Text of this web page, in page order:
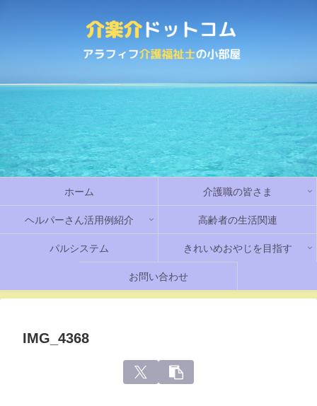
ホーム 介護職の皆さま
ヘルパーさん活用例紹介 高齢者の生活関連
パルシステム きれいめおやじを目指す
お問い合わせ
IMG_4368